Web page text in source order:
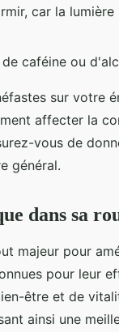
car la
caféine ou
sur votre
affecter la
vous de
général.
dans sa
majeur pour
pour leur
être et de
ainsi une